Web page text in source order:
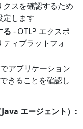
スを確認するため
定します
る - OTLP エクスポ
ィプラットフォー
アプリケーション
きることを確認し
エージェント）: